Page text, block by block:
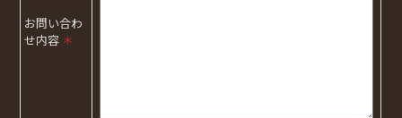
お問い合わ
せ内容 ＊